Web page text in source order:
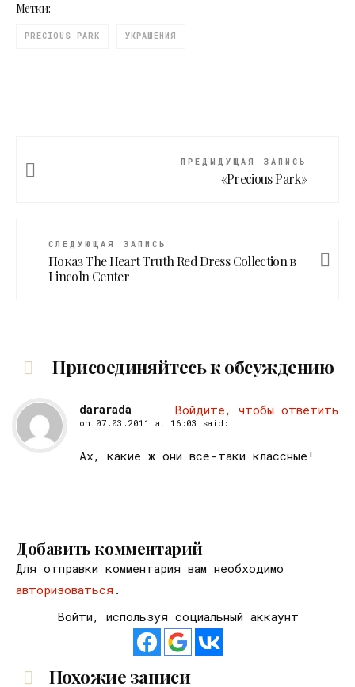
Метки:
PRECIOUS PARK УКРАШЕНИЯ
ПРЕДЫДУЩАЯ ЗАПИСЬ
«Precious Park»
СЛЕДУЮЩАЯ ЗАПИСЬ
Показ The Heart Truth Red Dress Collection в
Lincoln Center
Присоединяйтесь к обсуждению
dararada
on 07.03.2011 at 16:03 said:
Ах, какие ж они всё-таки классные!
Войдите, чтобы ответить
Добавить комментарий
Для отправки комментария вам необходимо
авторизоваться .
Войти, используя социальный аккаунт
Похожие записи